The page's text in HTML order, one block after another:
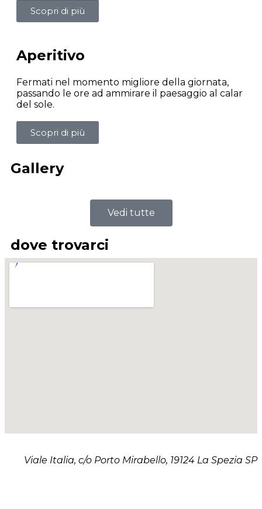
Scopri di più
Aperitivo
Fermati nel momento migliore della giornata,
passando le ore ad ammirare il paesaggio al calar
del sole.
Scopri di più
Gallery
Vedi tutte
dove trovarci
Viale Italia, c/o Porto Mirabello, 19124 La Spezia SP